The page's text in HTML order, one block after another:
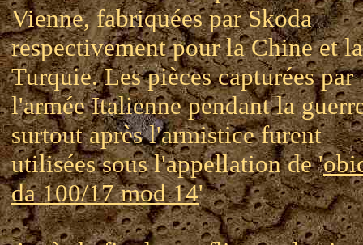
Vienne, fabriquées par Skoda
respectivement pour la Chine et la
Turquie. Les pièces capturées par
l'armée Italienne pendant la
surtout après l'armistice furent
utilisées sous l'appellation de '
da 100/17 mod 14'